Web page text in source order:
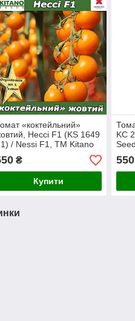
«коктейльний»
Несcі F1 (KS 1649
/ Nessi F1, ТМ Kitano
(Нідерланди)
₴
Купити
KC
550